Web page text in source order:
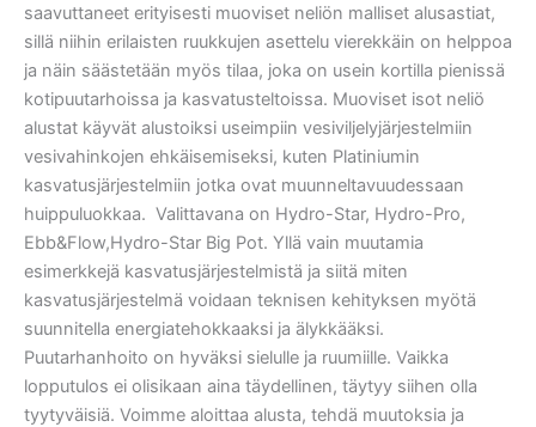
saavuttaneet erityisesti muoviset neliön malliset alusastiat,
sillä niihin erilaisten ruukkujen asettelu vierekkäin on helppoa
ja näin säästetään myös tilaa, joka on usein kortilla pienissä
kotipuutarhoissa ja kasvatusteltoissa. Muoviset isot neliö
alustat käyvät alustoiksi useimpiin vesiviljelyjärjestelmiin
vesivahinkojen ehkäisemiseksi, kuten Platiniumin
kasvatusjärjestelmiin jotka ovat muunneltavuudessaan
huippuluokkaa. Valittavana on Hydro-Star, Hydro-Pro,
Ebb&Flow,Hydro-Star Big Pot. Yllä vain muutamia
esimerkkejä kasvatusjärjestelmistä ja siitä miten
kasvatusjärjestelmä voidaan teknisen kehityksen myötä
suunnitella energiatehokkaaksi ja älykkääksi.
Puutarhanhoito on hyväksi sielulle ja ruumiille. Vaikka
lopputulos ei olisikaan aina täydellinen, täytyy siihen olla
tyytyväisiä. Voimme aloittaa alusta, tehdä muutoksia ja